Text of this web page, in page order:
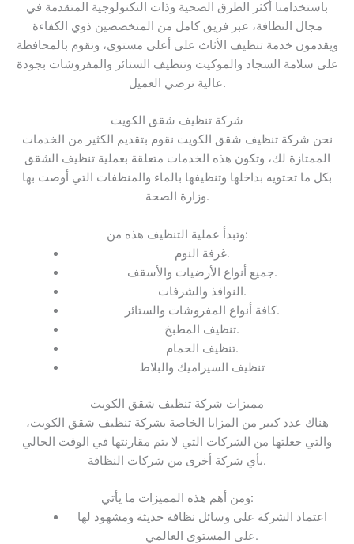
باستخدامنا أكثر الطرق الصحية وذات التكنولوجية المتقدمة في
مجال النظافة، عبر فريق كامل من المتخصصين ذوي الكفاءة
ويقدمون خدمة تنظيف الأثاث على أعلى مستوى، ونقوم بالمحافظة
على سلامة السجاد والموكيت وتنظيف الستائر والمفروشات بجودة
عالية ترضي العميل.
شركة تنظيف شقق الكويت
نحن شركة تنظيف شقق الكويت نقوم بتقديم الكثير من الخدمات
الممتازة لك، وتكون هذه الخدمات متعلقة بعملية تنظيف الشقق
بكل ما تحتويه بداخلها وتنظيفها بالماء والمنظفات التي أوصت بها
وزارة الصحة.
وتبدأ عملية التنظيف هذه من:
غرفة النوم.
جميع أنواع الأرضيات والأسقف.
النوافذ والشرفات.
كافة أنواع المفروشات والستائر.
تنظيف المطبخ.
تنظيف الحمام.
تنظيف السيراميك والبلاط
مميزات شركة تنظيف شقق الكويت
هناك عدد كبير من المزايا الخاصة بشركة تنظيف شقق الكويت،
والتي جعلتها من الشركات التي لا يتم مقارنتها في الوقت الحالي
بأي شركة أخرى من شركات النظافة.
ومن أهم هذه المميزات ما يأتي:
اعتماد الشركة على وسائل نظافة حديثة ومشهود لها
على المستوى العالمي.